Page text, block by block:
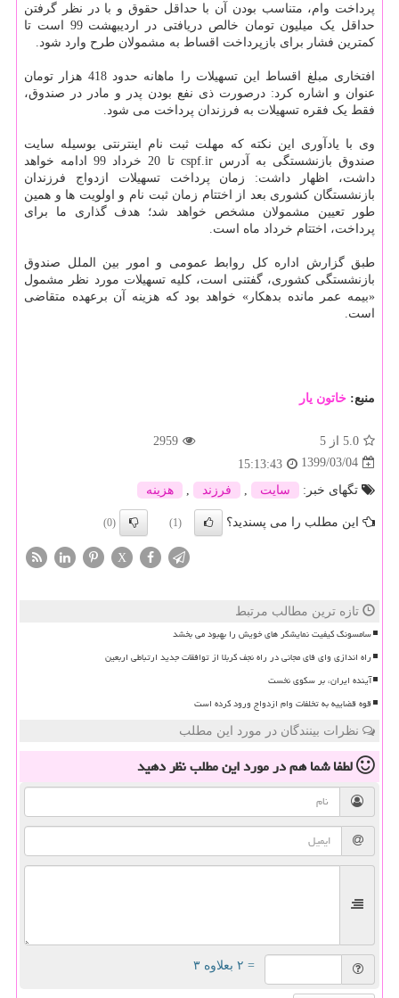
پرداخت وام، متناسب بودن آن با حداقل حقوق و با در نظر گرفتن
حداقل یک میلیون تومان خالص دریافتی در اردیبهشت 99 است تا
کمترین فشار برای بازپرداخت اقساط به مشمولان طرح وارد شود.
افتخاری مبلغ اقساط این تسهیلات را ماهانه حدود 418 هزار تومان
عنوان و اشاره کرد: درصورت ذی نفع بودن پدر و مادر در صندوق،
فقط یک فقره تسهیلات به فرزندان پرداخت می شود.
وی با یادآوری این نکته که مهلت ثبت نام اینترنتی بوسیله سایت
صندوق بازنشستگی به آدرس cspf.ir تا 20 خرداد 99 ادامه خواهد
داشت، اظهار داشت: زمان پرداخت تسهیلات ازدواج فرزندان
بازنشستگان کشوری بعد از اختتام زمان ثبت نام و اولویت ها و همین
طور تعیین مشمولان مشخص خواهد شد؛ هدف گذاری ما برای
پرداخت، اختتام خرداد ماه است.
طبق گزارش اداره کل روابط عمومی و امور بین الملل صندوق
بازنشستگی کشوری، گفتنی است، کلیه تسهیلات مورد نظر مشمول
«بیمه عمر مانده بدهکار» خواهد بود که هزینه آن برعهده متقاضی
است.
منبع: خاتون یار
5.0 از 5
2959
1399/03/04
15:13:43
تگهای خبر:
سایت فرزند هزینه
این مطلب را می پسندید؟ (1)
(0)
X
تازه ترین مطالب مرتبط
سامسونگ کیفیت نمایشگر های خویش را بهبود می بخشد
راه اندازی وای فای مجانی در راه نجف کربلا از توافقات جدید ارتباطی اربعین
آینده ایران، بر سکوی نخست
قوه قضاییه به تخلفات وام ازدواج ورود کرده است
نظرات بینندگان در مورد این مطلب
لطفا شما همدر مورد این مطلبنظر دهید
= ۲ بعلاوه ۳